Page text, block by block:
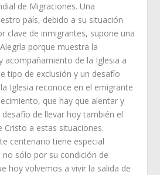
de Migraciones. Una
país, debido a su situación
clave de inmigrantes, supone una
porque muestra la
acompañamiento de la Iglesia a
tipo de exclusión y un desafío
Iglesia reconoce en el emigrante
que hay que alentar y
de llevar hoy también el
Cristo a estas situaciones.
centenario tiene especial
no sólo por su condición de
hoy volvemos a vivir la salida de